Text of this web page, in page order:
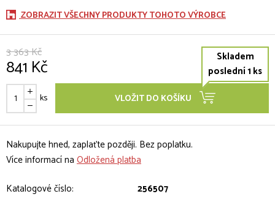
ZOBRAZIT VŠECHNY PRODUKTY TOHOTO VÝROBCE
3 363 Kč
841 Kč
Skladem
poslední 1 ks
ks VLOŽIT DO KOŠÍKU
Nakupujte hned, zaplaťte později. Bez poplatku.
Více informací na Odložená platba
Katalogové číslo:
256507